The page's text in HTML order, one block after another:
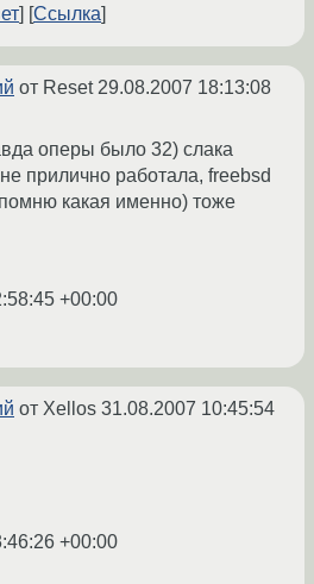
Ссылка
от Reset29.08.2007 18:13:08
оперы было 32) слака
прилично работала, freebsd
какая именно) тоже
+00:00
от Xellos 31.08.2007 10:45:54
+00:00